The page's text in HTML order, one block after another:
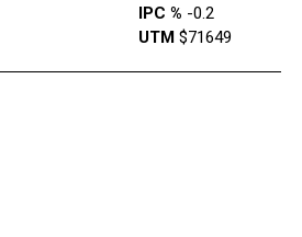
IPC % -0.2
UTM$71649